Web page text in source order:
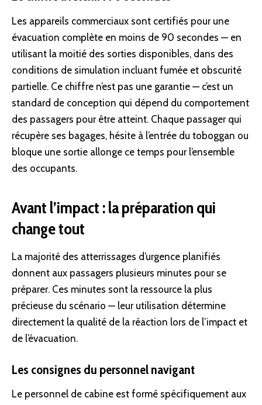
Les appareils commerciaux sont certifiés pour une
évacuation complète en moins de 90 secondes — en
utilisant la moitié des sorties disponibles, dans des
conditions de simulation incluant fumée et obscurité
partielle. Ce chiffre n’est pas une garantie — c’est un
standard de conception qui dépend du comportement
des passagers pour être atteint. Chaque passager qui
récupère ses bagages, hésite à l’entrée du toboggan ou
bloque une sortie allonge ce temps pour l’ensemble
des occupants.
Avant l’impact : la préparation qui
change tout
La majorité des atterrissages d’urgence planifiés
donnent aux passagers plusieurs minutes pour se
préparer. Ces minutes sont la ressource la plus
précieuse du scénario — leur utilisation détermine
directement la qualité de la réaction lors de l’impact et
de l’évacuation.
Les consignes du personnel navigant
Le personnel de cabine est formé spécifiquement aux